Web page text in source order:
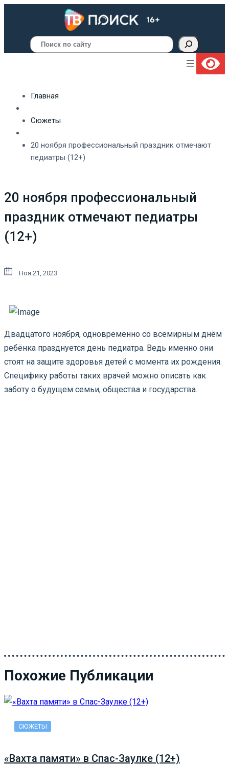
Поиск
Главная
Сюжеты
20 ноября профессиональный праздник отмечают
педиатры (12+)
20 ноября профессиональный
праздник отмечают педиатры
(12+)
Ноя 21, 2023
Двадцатого ноября, одновременно со всемирным днём
ребёнка празднуется день педиатра. Ведь именно они
стоят на защите здоровья детей с момента их рождения.
Специфику работы таких врачей можно описать как
заботу о будущем семьи, общества и государства.
Похожие Публикации
СЮЖЕТЫ
«Вахта памяти» в Спас-Заулке (12+)